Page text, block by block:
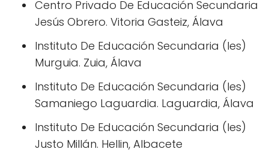
Centro Privado De Educación Secundaria
Jesús Obrero. Vitoria Gasteiz, Álava
Instituto De Educación Secundaria (Ies)
Murguia. Zuia, Álava
Instituto De Educación Secundaria (Ies)
Samaniego Laguardia. Laguardia, Álava
Instituto De Educación Secundaria (Ies)
Justo Millán. Hellin, Albacete